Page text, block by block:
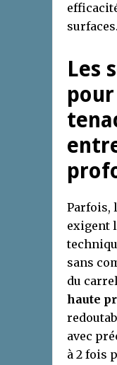
surfaces.
Les
Parfois,
exigent
sans
du
haute
avec
à 2 fois